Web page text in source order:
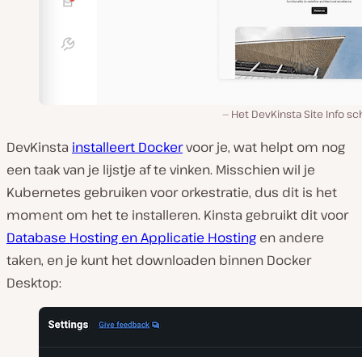
Het DevKinsta Site Info
DevKinsta installeert Dockervoor je, wat helpt om nog
een taak van je lijstje af te vinken. Misschien wil je
Kubernetes gebruiken voor orkestratie, dus dit is het
moment om het te installeren. Kinsta gebruikt dit voor
Database Hosting en Applicatie Hosting en andere
taken, en je kunt het downloaden binnen Docker
Desktop: